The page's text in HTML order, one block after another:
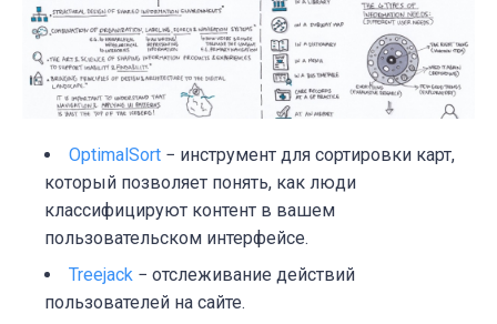
OptimalSort − инструмент для сортировки карт,
который позволяет понять, как люди
классифицируют контент в вашем
пользовательском интерфейсе.
Treejack − отслеживание действий
пользователей на сайте.